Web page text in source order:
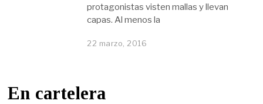
protagonistas visten mallas y llevan
capas. Al menos la
22 marzo, 2016
En cartelera